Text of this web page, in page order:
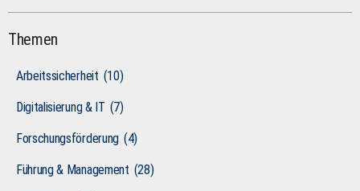
Themen
Arbeitssicherheit (10)
Digitalisierung & IT (7)
Forschungsförderung (4)
Führung & Management (28)